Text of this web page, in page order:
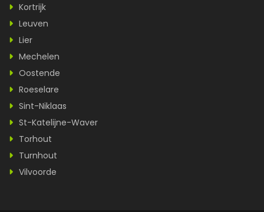
Kortrijk
Leuven
Lier
Mechelen
Oostende
Roeselare
Sint-Niklaas
St-Katelijne-Waver
Torhout
Turnhout
Vilvoorde